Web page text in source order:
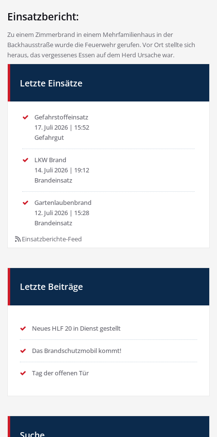
Einsatzbericht:
Zu einem Zimmerbrand in einem Mehrfamilienhaus in der
Backhausstraße wurde die Feuerwehr gerufen. Vor Ort stellte sich
heraus, das vergessenes Essen auf dem Herd Ursache war.
Letzte Einsätze
Gefahrstoffeinsatz
17. Juli 2026 | 15:52
Gefahrgut
LKW Brand
14. Juli 2026 | 19:12
Brandeinsatz
Gartenlaubenbrand
12. Juli 2026 | 15:28
Brandeinsatz
Einsatzberichte-Feed
Letzte Beiträge
Neues HLF 20 in Dienst gestellt
Das Brandschutzmobil kommt!
Tag der offenen Tür